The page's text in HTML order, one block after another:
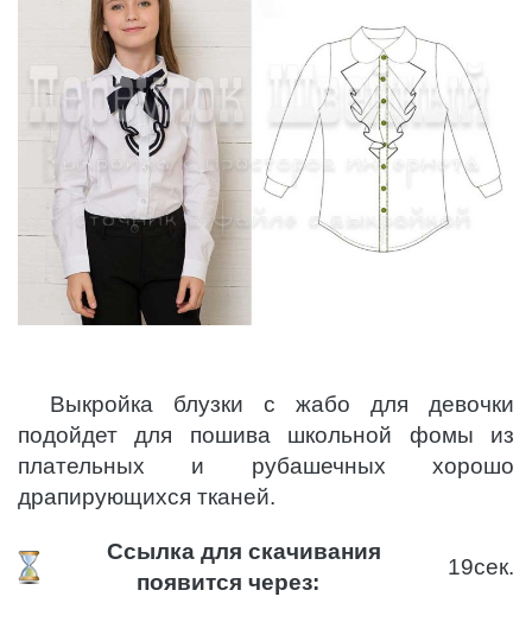
Выкройка блузки с жабо для девочки
подойдет для пошива школьной фомы из
плательных и рубашечных хорошо
драпирующихся тканей.
Ссылка для скачивания
появится через:
19сек.